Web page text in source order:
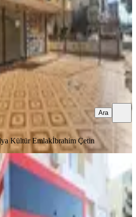
₺
Çetin
Kültür Emlakİbrahim Çetin
Ara
Emlaktan Şafak Mahallesinde
Dükkan
Şafak Mahallesi
210 m²·Düz Giriş (Zemin)· 20.07.2026